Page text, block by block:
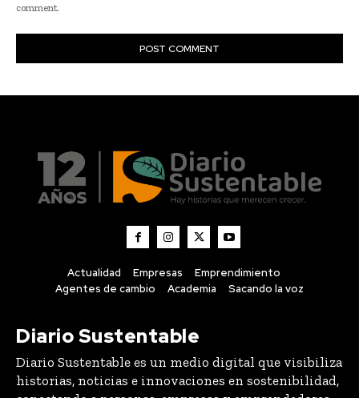
Actualidad Empresas
Emprendimiento
Agentes de cambio
Academia Sacando la voz
Diario Sustentable
Diario Sustentable es un medio digital que visibiliza
historias, noticias e innovaciones en sostenibilidad,